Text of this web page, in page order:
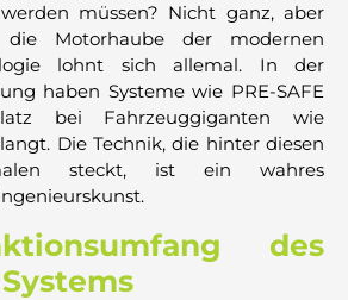
müssen? Nicht ganz, aber
Motorhaube der modernen
lohnt sich allemal. In der
haben Systeme wie PRE-SAFE
bei Fahrzeuggiganten wie
Die Technik, die hinter diesen
steckt, ist ein wahres
des
Systems